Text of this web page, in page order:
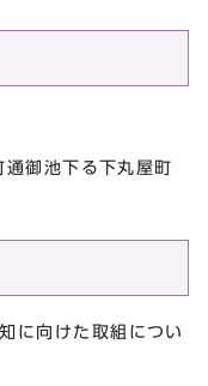
御池下る下丸屋町
に向けた取組につい